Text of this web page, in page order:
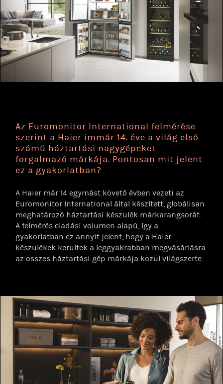
Az Euromonitor International felmérése
szerint a Haier immár 14. éve a világ első
számú háztartási nagygépeket
forgalmazó márkája. Pontosan mit jelent
ez a gyakorlatban?
A Haier már 14 egymást követő évben vezeti az
Euromonitor International által készített, globálisan
meghatározó háztartási készülék márkarangsorát.
A felmérés eladási volumen alapú, így a
gyakorlatban ez annyit jelent, hogy a Haier
készülékek kerültek a leggyakrabban megvásárlásra
az összes háztartási gép márkája közül világszerte.